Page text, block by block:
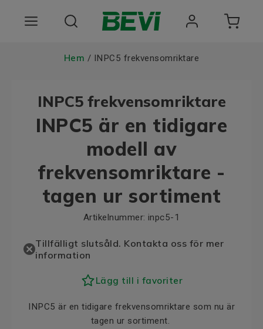
Produkter
Om oss
Registrera dig Här
Choose language
Hem / INPC5 frekvensomriktare
INPC5 frekvensomriktare
INPC5 är en tidigare
modell av
frekvensomriktare -
tagen ur sortiment
Artikelnummer: inpc5-1
Tillfälligt slutsåld. Kontakta oss för mer
information
Lägg till i favoriter
INPC5 är en tidigare frekvensomriktare som nu är
tagen ur sortiment.